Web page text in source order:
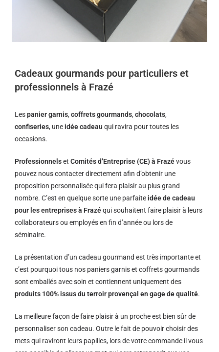
Cadeaux gourmands pour particuliers et
professionnels à Frazé
Lespanier garnis,coffrets gourmands,chocolats,
confiseries, une idée cadeau qui ravira pour toutes les
occasions.
Professionnelset Comités d’Entreprise (CE) à Frazévous
pouvez nous contacter directement afin d’obtenir une
proposition personnalisée qui fera plaisir au plus grand
nombre. C’est en quelque sorte une parfaite idée de cadeau
pour les entreprises à Frazéqui souhaitent faire plaisir à leurs
collaborateurs ou employés en fin d’année ou lors de
séminaire.
La présentation d’un cadeau gourmand est très importante et
c’est pourquoi tous nos paniers garnis et coffrets gourmands
sont emballés avec soin et contiennent uniquement des
produits 100% issus du terroir provençal en gage de qualité.
La meilleure façon de faire plaisir à un proche est bien sûr de
personnaliser son cadeau. Outre le fait de pouvoir choisir des
mets qui raviront leurs papilles, lors de votre commande il vous